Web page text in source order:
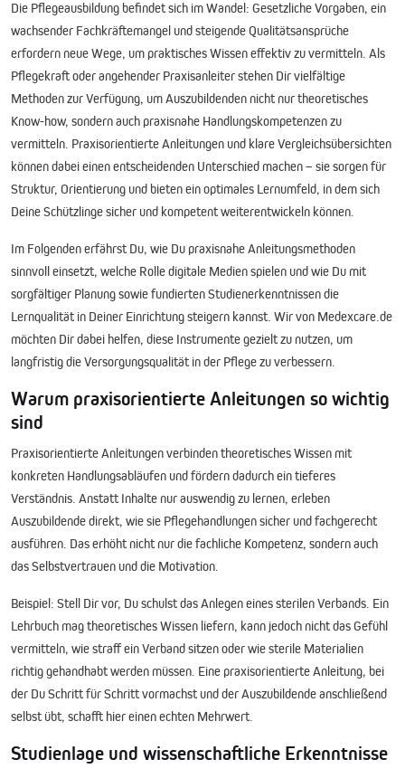
Die Pflegeausbildung befindet sich im Wandel: Gesetzliche Vorgaben, ein
wachsender Fachkräftemangel und steigende Qualitätsansprüche
erfordern neue Wege, um praktisches Wissen effektiv zu vermitteln. Als
Pflegekraft oder angehender Praxisanleiter stehen Dir vielfältige
Methoden zur Verfügung, um Auszubildenden nicht nur theoretisches
Know-how, sondern auch praxisnahe Handlungskompetenzen zu
vermitteln. Praxisorientierte Anleitungen und klare Vergleichsübersichten
können dabei einen entscheidenden Unterschied machen – sie sorgen für
Struktur, Orientierung und bieten ein optimales Lernumfeld, in dem sich
Deine Schützlinge sicher und kompetent weiterentwickeln können.
Im Folgenden erfährst Du, wie Du praxisnahe Anleitungsmethoden
sinnvoll einsetzt, welche Rolle digitale Medien spielen und wie Du mit
sorgfältiger Planung sowie fundierten Studienerkenntnissen die
Lernqualität in Deiner Einrichtung steigern kannst. Wir von Medexcare.de
möchten Dir dabei helfen, diese Instrumente gezielt zu nutzen, um
langfristig die Versorgungsqualität in der Pflege zu verbessern.
Warum praxisorientierte Anleitungen so wichtig
sind
Praxisorientierte Anleitungen verbinden theoretisches Wissen mit
konkreten Handlungsabläufen und fördern dadurch ein tieferes
Verständnis. Anstatt Inhalte nur auswendig zu lernen, erleben
Auszubildende direkt, wie sie Pflegehandlungen sicher und fachgerecht
ausführen. Das erhöht nicht nur die fachliche Kompetenz, sondern auch
das Selbstvertrauen und die Motivation.
Beispiel: Stell Dir vor, Du schulst das Anlegen eines sterilen Verbands. Ein
Lehrbuch mag theoretisches Wissen liefern, kann jedoch nicht das Gefühl
vermitteln, wie straff ein Verband sitzen oder wie sterile Materialien
richtig gehandhabt werden müssen. Eine praxisorientierte Anleitung, bei
der Du Schritt für Schritt vormachst und der Auszubildende anschließend
selbst übt, schafft hier einen echten Mehrwert.
Studienlage und wissenschaftliche Erkenntnisse